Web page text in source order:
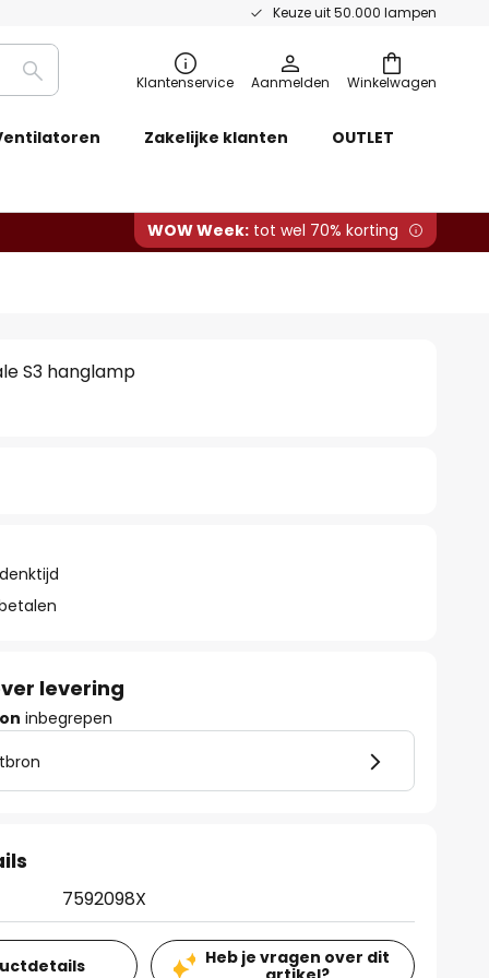
Keuze uit 50.000 lampen
Winkelwagen
Zoeken Klantenservice Aanmelden
Zakelijke klanten OUTLET
WOW Week: tot wel 70% korting
S3 hanglamp
levering
inbegrepen
7592098X
Heb je vragen over dit